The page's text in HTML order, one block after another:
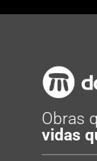
Obras
vidas